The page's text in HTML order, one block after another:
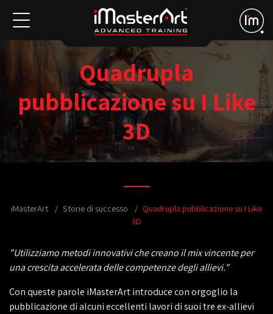
Quadrupla
pubblicazione su I Like
3D
iMasterArt Storie di successo
Quadrupla pubblicazione su I Like
3D
"Utilizziamo metodi innovativi che creano il mix vincente per
una crescita accelerata delle competenze degli allievi."
Con queste parole iMasterArt introduce con orgoglio la
pubblicazione di alcuni eccellenti lavori di suoi tre ex-allievi